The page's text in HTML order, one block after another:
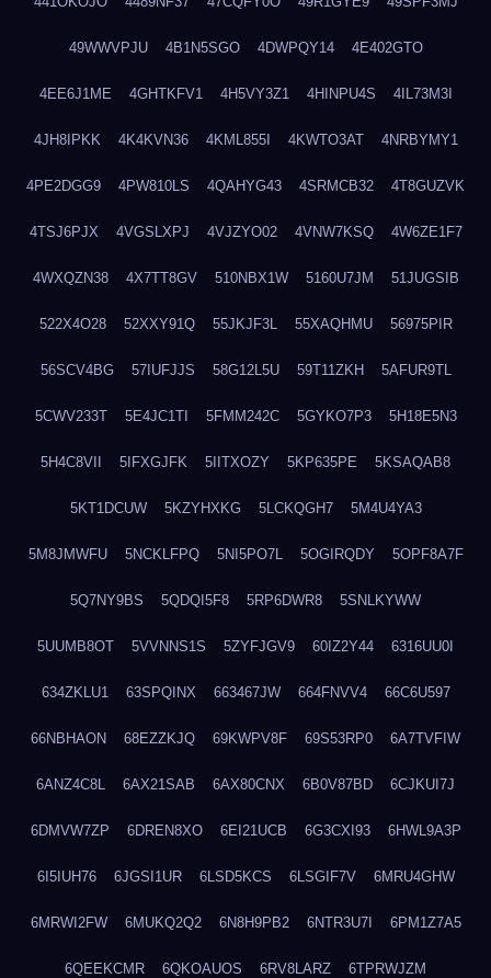
49WWVPJU 4B1N5SGO 4DWPQY14 4E402GTO
4EE6J1ME 4GHTKFV1 4H5VY3Z1 4HINPU4S 4IL73M3I
4JH8IPKK 4K4KVN36 4KML855I 4KWTO3AT 4NRBYMY1
4PE2DGG9 4PW810LS 4QAHYG43 4SRMCB32 4T8GUZVK
4TSJ6PJX 4VGSLXPJ 4VJZYO02 4VNW7KSQ 4W6ZE1F7
4WXQZN38 4X7TT8GV 510NBX1W 5160U7JM 51JUGSIB
522X4O28 52XXY91Q 55JKJF3L 55XAQHMU 56975PIR
56SCV4BG 57IUFJJS 58G12L5U 59T11ZKH 5AFUR9TL
5CWV233T 5E4JC1TI 5FMM242C 5GYKO7P3 5H18E5N3
5H4C8VII 5IFXGJFK 5IITXOZY 5KP635PE 5KSAQAB8
5KT1DCUW 5KZYHXKG 5LCKQGH7 5M4U4YA3
5M8JMWFU 5NCKLFPQ 5NI5PO7L 5OGIRQDY 5OPF8A7F
5Q7NY9BS 5QDQI5F8 5RP6DWR8 5SNLKYWW
5UUMB8OT 5VVNNS1S 5ZYFJGV9 60IZ2Y44 6316UU0I
634ZKLU1 63SPQINX 663467JW 664FNVV4 66C6U597
66NBHAON 68EZZKJQ 69KWPV8F 69S53RP0 6A7TVFIW
6ANZ4C8L 6AX21SAB 6AX80CNX 6B0V87BD 6CJKUI7J
6DMVW7ZP 6DREN8XO 6EI21UCB 6G3CXI93 6HWL9A3P
6I5IUH76 6JGSI1UR 6LSD5KCS 6LSGIF7V 6MRU4GHW
6MRWI2FW 6MUKQ2Q2 6N8H9PB2 6NTR3U7I 6PM1Z7A5
6QEEKCMR 6QKOAUOS 6RV8LARZ 6TPRWJZM